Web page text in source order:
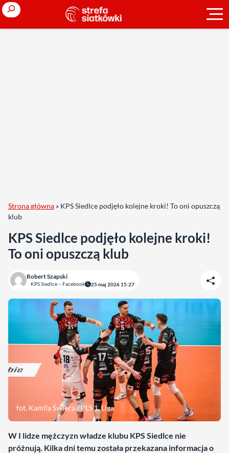
Search
Strona główna » KPS Siedlce podjęło kolejne kroki! To oni opuszczą
klub
KPS Siedlce podjęło kolejne kroki!
To oni opuszczą klub
Robert Szapski
KPS Siedlce – Facebook 25 maj 2026 15:27
fot. Kamila Świeca / PLS 1. Liga
W I lidze mężczyzn władze klubu KPS Siedlce nie
próżnują. Kilka dni temu została przekazana informacja o